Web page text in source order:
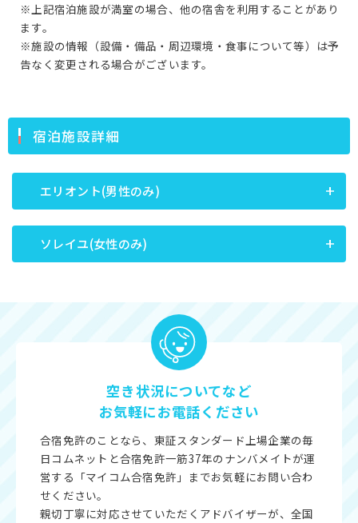
※上記宿泊施設が満室の場合、他の宿舎を利用することがあり
ます。
※施設の情報（設備・備品・周辺環境・食事について等）は予
告なく変更される場合がございます。
宿泊施設詳細
エリオント(男性のみ)
ソレイユ(女性のみ)
空き状況についてなど
お気軽にお電話ください
合宿免許のことなら、東証スタンダード上場企業の毎
日コムネットと合宿免許一筋37年のナンバメイトが運
営する「マイコム合宿免許」までお気軽にお問い合わ
せください。
親切丁寧に対応させていただくアドバイザーが、全国